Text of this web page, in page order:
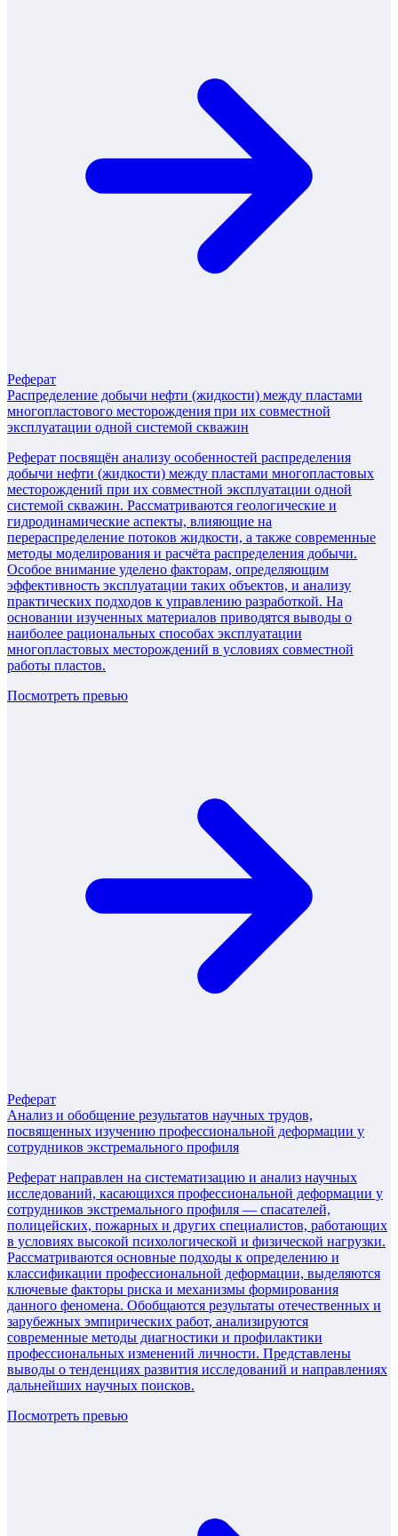
Реферат
Распределение добычи нефти (жидкости) между пластами
многопластового месторождения при их совместной
эксплуатации одной системой скважин
Реферат посвящён анализу особенностей распределения
добычи нефти (жидкости) между пластами многопластовых
месторождений при их совместной эксплуатации одной
системой скважин. Рассматриваются геологические и
гидродинамические аспекты, влияющие на
перераспределение потоков жидкости, а также современные
методы моделирования и расчёта распределения добычи.
Особое внимание уделено факторам, определяющим
эффективность эксплуатации таких объектов, и анализу
практических подходов к управлению разработкой. На
основании изученных материалов приводятся выводы о
наиболее рациональных способах эксплуатации
многопластовых месторождений в условиях совместной
работы пластов.
Посмотреть превью
Реферат
Анализ и обобщение результатов научных трудов,
посвященных изучению профессиональной деформации у
сотрудников экстремального профиля
Реферат направлен на систематизацию и анализ научных
исследований, касающихся профессиональной деформации у
сотрудников экстремального профиля — спасателей,
полицейских, пожарных и других специалистов, работающих
в условиях высокой психологической и физической нагрузки.
Рассматриваются основные подходы к определению и
классификации профессиональной деформации, выделяются
ключевые факторы риска и механизмы формирования
данного феномена. Обобщаются результаты отечественных и
зарубежных эмпирических работ, анализируются
современные методы диагностики и профилактики
профессиональных изменений личности. Представлены
выводы о тенденциях развития исследований и направлениях
дальнейших научных поисков.
Посмотреть превью